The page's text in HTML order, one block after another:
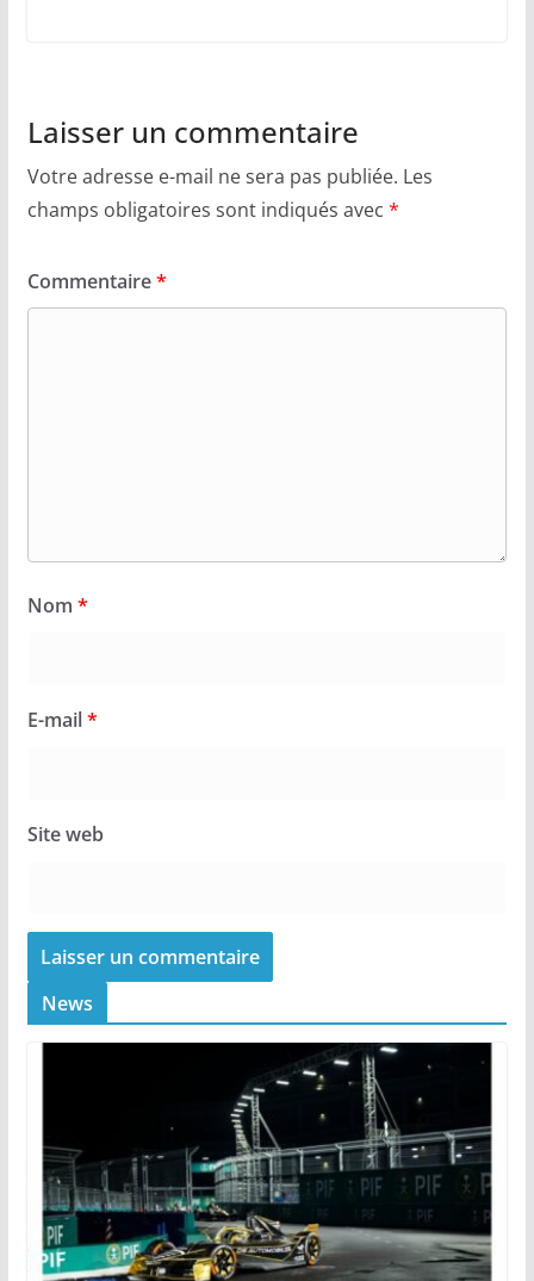
Laisser un commentaire
Votre adresse e-mail ne sera pas publiée. Les
champs obligatoires sont indiqués avec *
Commentaire*
Nom *
E-mail*
Site web
News